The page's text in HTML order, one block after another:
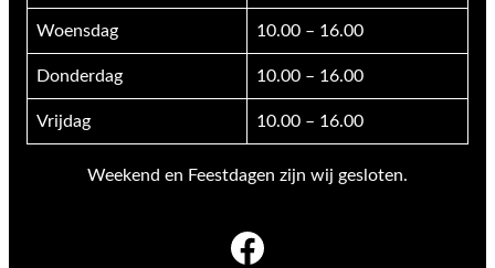
Woensdag 10.00 – 16.00
Donderdag 10.00 – 16.00
Vrijdag 10.00 – 16.00
Weekend en Feestdagen zijn wij gesloten.
Facebook